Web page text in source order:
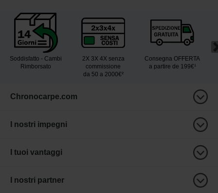
Soddisfatto - Cambi
Rimborsato
2X 3X 4X senza
commissione
da 50 a 2000€²
Consegna OFFERTA
a partire de 199€¹
Chronocarpe.com
I nostri impegni
I tuoi vantaggi
I nostri partner